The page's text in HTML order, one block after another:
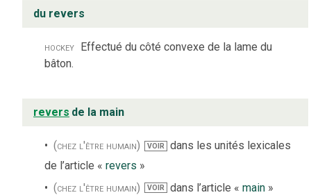
du revers
hockey Effectué du côté convexe de la lame du
bâton.
revers de la main
(chez l'être humain) VOIR dans les unités lexicales
de l’article « revers »
(chez l'être humain)
VOIR dans l’article « main»